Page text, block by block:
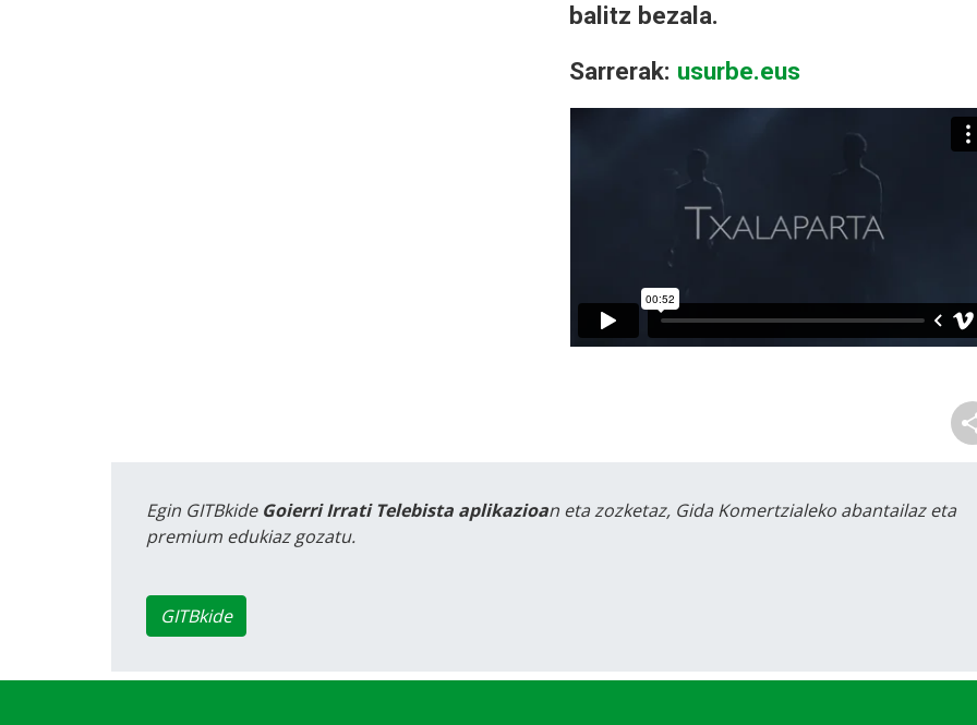
balitz bezala.
Sarrerak: usurbe.eus
Egin GITBkide Goierri Irrati Telebista aplikazioan eta zozketaz, Gida Komertzialeko abantailaz eta
premium edukiaz gozatu.
GITBkide